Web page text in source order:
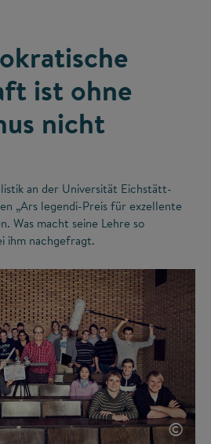
ist ohne
nicht
an der Universität Eichstätt-
„Ars legendi-Preis für exzellente
Was macht seine Lehre so
ihm nachgefragt.
©